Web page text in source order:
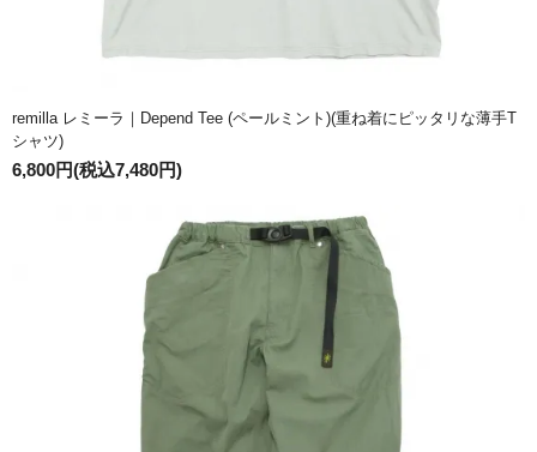
remilla レミーラ｜Depend Tee (ペールミント)(重ね着にピッタリな薄手T
シャツ)
6,800円(税込7,480円)